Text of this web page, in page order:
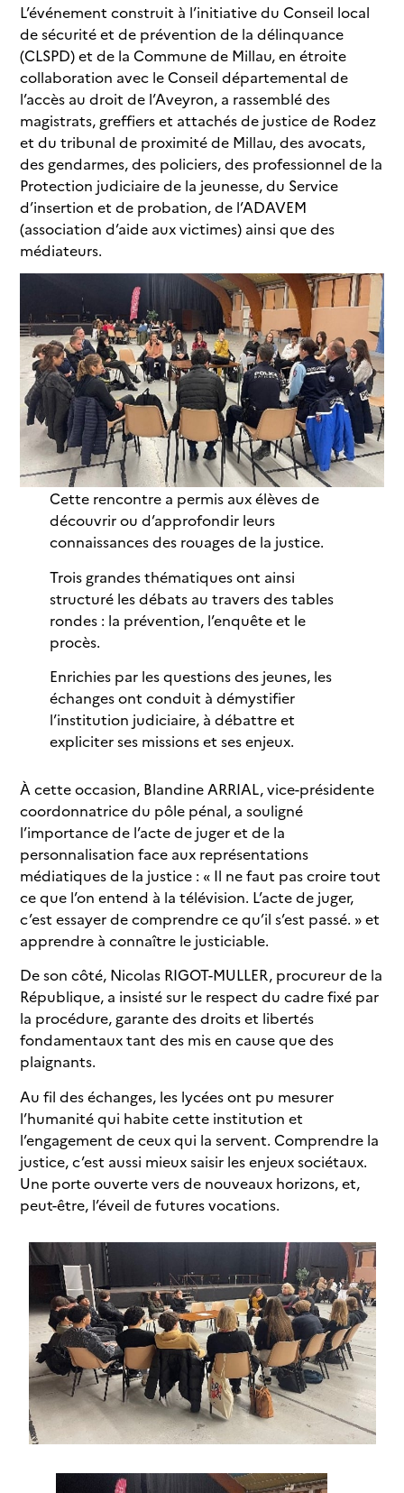
L’événement construit à l’initiative du Conseil local
de sécurité et de prévention de la délinquance
(CLSPD) et de la Commune de Millau, en étroite
collaboration avec le Conseil départemental de
l’accès au droit de l’Aveyron, a rassemblé des
magistrats, greffiers et attachés de justice de Rodez
et du tribunal de proximité de Millau, des avocats,
des gendarmes, des policiers, des professionnel de la
Protection judiciaire de la jeunesse, du Service
d’insertion et de probation, de l’ADAVEM
(association d’aide aux victimes) ainsi que des
médiateurs.
Cette rencontre a permis aux élèves de
découvrir ou d’approfondir leurs
connaissances des rouages de la justice.
Trois grandes thématiques ont ainsi
structuré les débats au travers des tables
rondes : la prévention, l’enquête et le
procès.
Enrichies par les questions des jeunes, les
échanges ont conduit à démystifier
l’institution judiciaire, à débattre et
expliciter ses missions et ses enjeux.
À cette occasion, Blandine ARRIAL, vice-présidente
coordonnatrice du pôle pénal, a souligné
l’importance de l’acte de juger et de la
personnalisation face aux représentations
médiatiques de la justice : « Il ne faut pas croire tout
ce que l’on entend à la télévision. L’acte de juger,
c’est essayer de comprendre ce qu’il s’est passé. » et
apprendre à connaître le justiciable.
De son côté, Nicolas RIGOT-MULLER, procureur de la
République, a insisté sur le respect du cadre fixé par
la procédure, garante des droits et libertés
fondamentaux tant des mis en cause que des
plaignants.
Au fil des échanges, les lycées ont pu mesurer
l’humanité qui habite cette institution et
l’engagement de ceux qui la servent. Comprendre la
justice, c’est aussi mieux saisir les enjeux sociétaux.
Une porte ouverte vers de nouveaux horizons, et,
peut-être, l’éveil de futures vocations.